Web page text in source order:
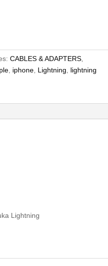
CABLES & ADAPTERS,
, iphone, Lightning
lightning
Lightning